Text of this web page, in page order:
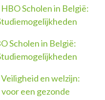
HBO Scholen in België:
Scholen in België:
Veiligheid en welzijn:
een gezonde